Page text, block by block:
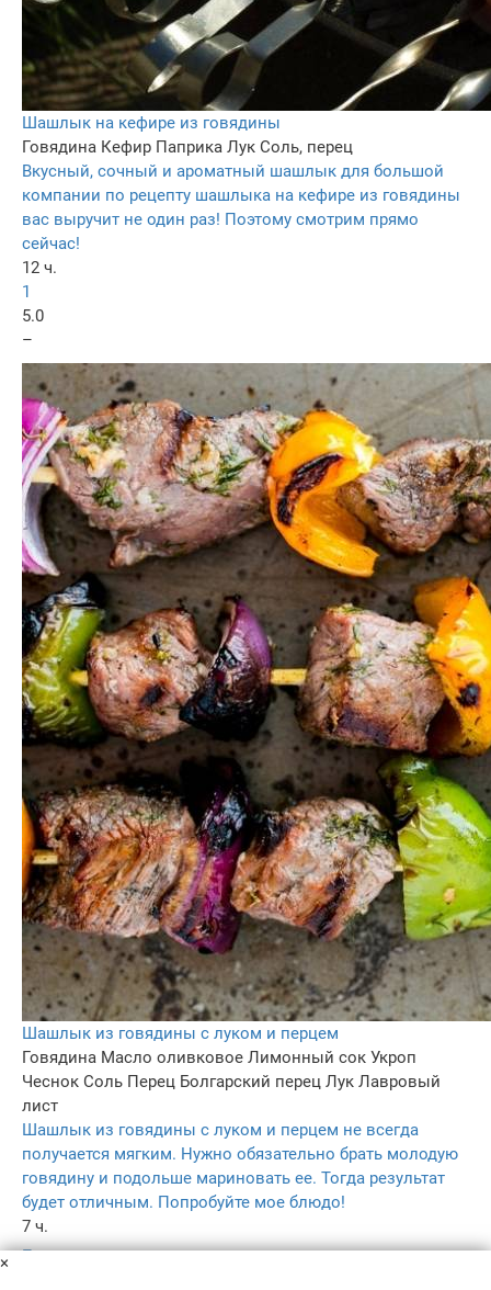
Шашлык на кефире из говядины
Говядина Кефир Паприка Лук Соль, перец
Вкусный, сочный и ароматный шашлык для большой
компании по рецепту шашлыка на кефире из говядины
вас выручит не один раз! Поэтому смотрим прямо
сейчас!
12 ч.
1
5.0
–
Шашлык из говядины с луком и перцем
Говядина Масло оливковое Лимонный сок Укроп
Чеснок Соль Перец Болгарский перец Лук Лавровый
лист
Шашлык из говядины с луком и перцем не всегда
получается мягким. Нужно обязательно брать молодую
говядину и подольше мариновать ее. Тогда результат
будет отличным. Попробуйте мое блюдо!
7 ч.
–
×